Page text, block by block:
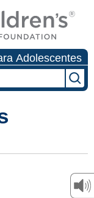
Adolescentes